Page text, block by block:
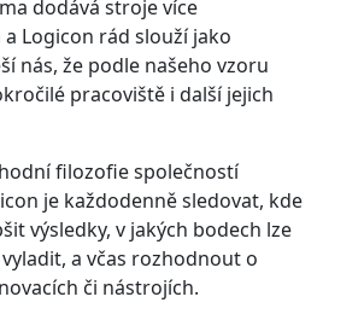
dodává stroje více
Logicon rád slouží jako
nás, že podle našeho vzoru
pracoviště i další jejich
filozofie společností
je každodenně sledovat, kde
výsledky, v jakých bodech lze
a včas rozhodnout o
či nástrojích.